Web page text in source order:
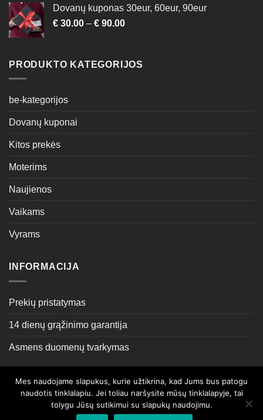
Dovanų kuponas 30eur, 60eur, 90eur
€ 30.00 – € 90.00
PRODUKTO KATEGORIJOS
be-kategorijos
Dovanų kuponai
Kitos prekės
Moterims
Naujienos
Vaikams
Vyrams
INFORMACIJA
Prekių pristatymas
14 dienų grąžinimo garantija
Asmens duomenų tvarkymas
Sprendimas:ML Grupė
APIE MUS KONTAKTAI
Mes naudojame slapukus, kurie užtikrina, kad Jums bus patogu
naudotis tinklalapiu. Jei toliau naršysite mūsų tinklalapyje, tai
tolygu Jūsų sutikimui su slapukų naudojimu.